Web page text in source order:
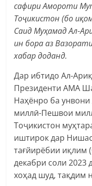
сафири Амороти
Тоҷикистон (бо
Саид Муҳамад Ал-
ин бора аз
хабар доданд.
Дар ибтидо Ал-
Президенти АМА
Наҳёнро ба унвони
миллӣ-Пешвои
Тоҷикистон
иштирок дар
тағйирёбии иқлим
декабри соли 2023
хоҳад шуд, тақдим